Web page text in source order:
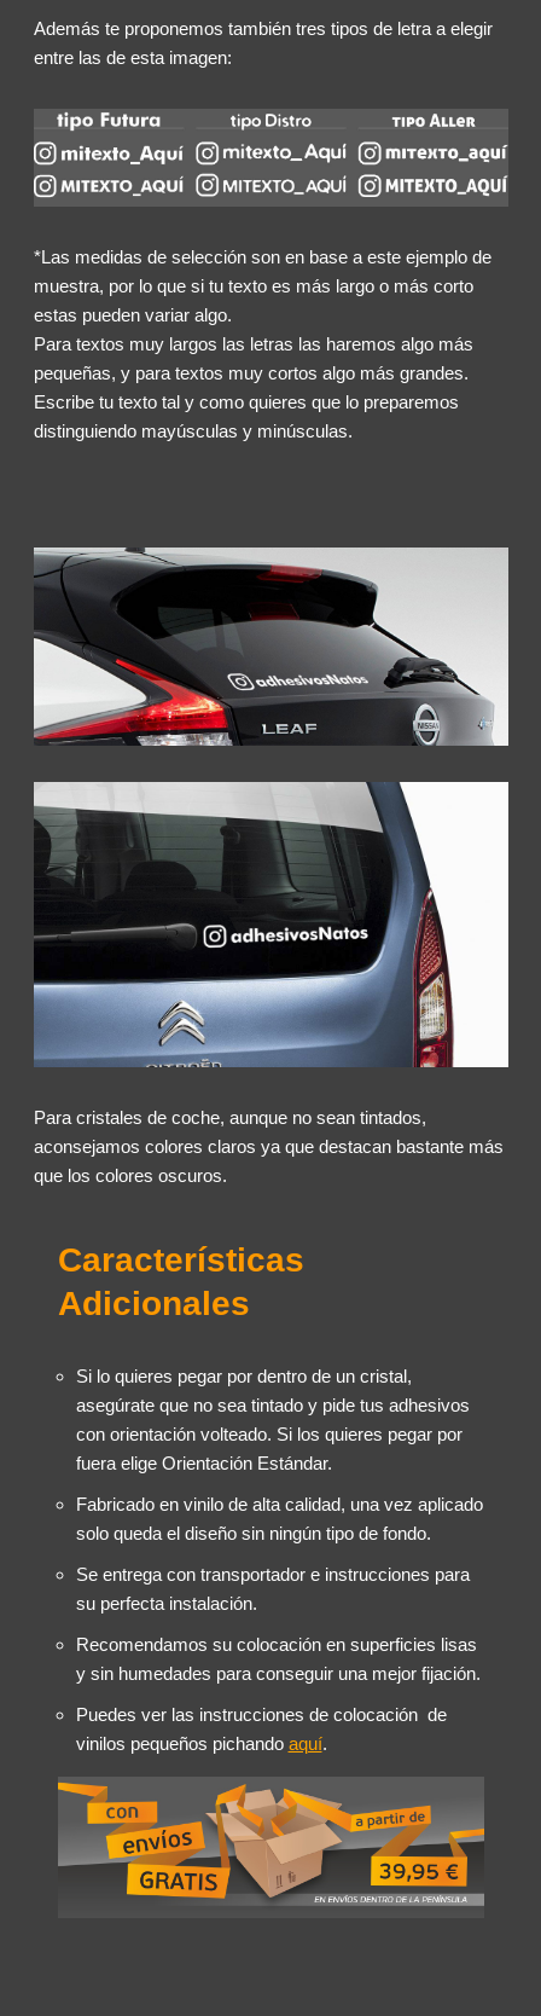
Además te proponemos también tres tipos de letra a elegir
entre las de esta imagen:
*Las medidas de selección son en base a este ejemplo de
muestra, por lo que si tu texto es más largo o más corto
estas pueden variar algo.
Para textos muy largos las letras las haremos algo más
pequeñas, y para textos muy cortos algo más grandes.
Escribe tu texto tal y como quieres que lo preparemos
distinguiendo mayúsculas y minúsculas.
Para cristales de coche, aunque no sean tintados,
aconsejamos colores claros ya que destacan bastante más
que los colores oscuros.
Características
Adicionales
Si lo quieres pegar por dentro de un cristal,
asegúrate que no sea tintado y pide tus adhesivos
con orientación volteado. Si los quieres pegar por
fuera elige Orientación Estándar.
Fabricado en vinilo de alta calidad, una vez aplicado
solo queda el diseño sin ningún tipo de fondo.
Se entrega con transportador e instrucciones para
su perfecta instalación.
Recomendamos su colocación en superficies lisas
y sin humedades para conseguir una mejor fijación.
Puedes ver las instrucciones de colocación de
vinilos pequeños pichando aquí.